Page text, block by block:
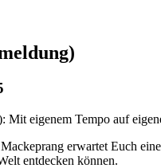
eigenem Tempo auf
erwartet Euch
entdecken können.